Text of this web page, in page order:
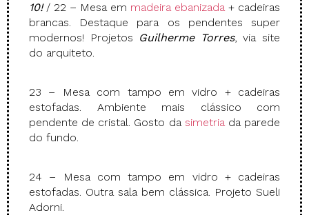
10! / 22 – Mesa em madeira ebanizada+ cadeiras
brancas. Destaque para os pendentes super
modernos! Projetos Guilherme Torres, via site
do arquiteto.
23 – Mesa com tampo em vidro + cadeiras
estofadas. Ambiente mais clássico com
pendente de cristal. Gosto da simetriada parede
do fundo.
24 – Mesa com tampo em vidro + cadeiras
estofadas. Outra sala bem clássica. Projeto Sueli
Adorni.